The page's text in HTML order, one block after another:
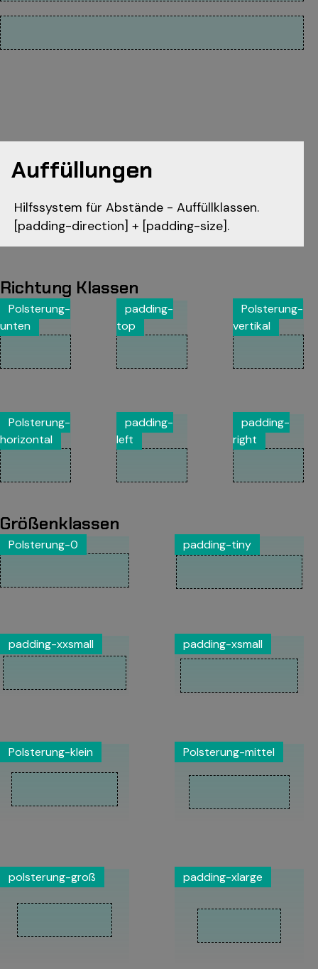
Auffüllungen
Hilfssystem für Abstände - Auffüllklassen.
[padding-direction] + [padding-size].
Richtung Klassen
Polsterung-
unten
padding-
top
Polsterung-
vertikal
Polsterung-
horizontal
padding-
left
padding-
right
Größenklassen
Polsterung-0 padding-tiny
padding-xxsmall padding-xsmall
Polsterung-klein Polsterung-mittel
polsterung-groß padding-xlarge